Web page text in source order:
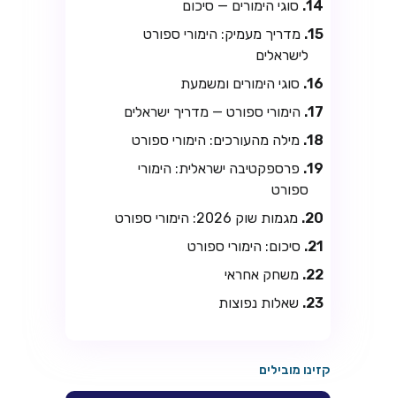
סוגי הימורים — סיכום
מדריך מעמיק: הימורי ספורט
לישראלים
סוגי הימורים ומשמעת
הימורי ספורט — מדריך ישראלים
מילה מהעורכים: הימורי ספורט
פרספקטיבה ישראלית: הימורי
ספורט
מגמות שוק 2026: הימורי ספורט
סיכום: הימורי ספורט
משחק אחראי
שאלות נפוצות
קזינו מובילים